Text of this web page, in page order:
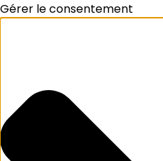
Gérer le consentement